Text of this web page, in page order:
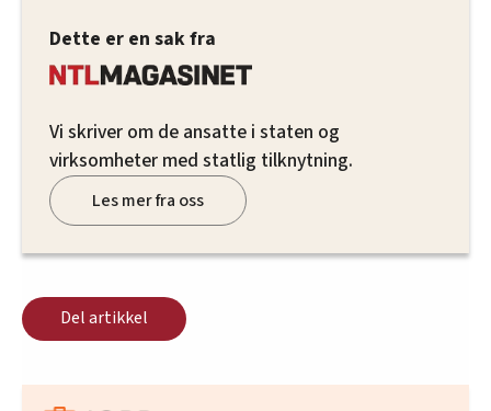
Dette er en sak fra
Vi skriver om de ansatte i staten og
virksomheter med statlig tilknytning.
Les mer fra oss
Del artikkel